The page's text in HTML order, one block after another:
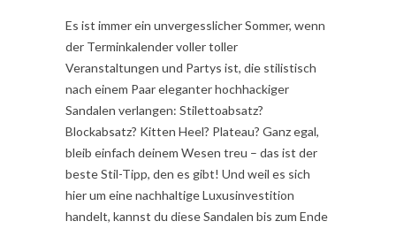
Es ist immer ein unvergesslicher Sommer, wenn
der Terminkalender voller toller
Veranstaltungen und Partys ist, die stilistisch
nach einem Paar eleganter hochhackiger
Sandalen verlangen: Stilettoabsatz?
Blockabsatz? Kitten Heel? Plateau? Ganz egal,
bleib einfach deinem Wesen treu – das ist der
beste Stil-Tipp, den es gibt! Und weil es sich
hier um eine nachhaltige Luxusinvestition
handelt, kannst du diese Sandalen bis zum Ende